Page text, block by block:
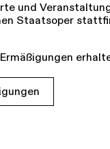
und
Staatsoper